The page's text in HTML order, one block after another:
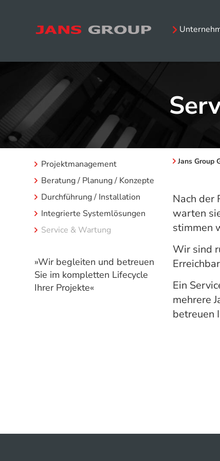
Projektmanagement
Beratung / Planung / Konzepte
Durchführung / Installation
Integrierte Systemlösungen
Service & Wartung
»Wir begleiten und betreuen
Sie im kompletten Lifecycle
Ihrer Projekte«
Jans Group
Nach der
warten
stimmen
Wir sind
Ein
mehrere
betreuen